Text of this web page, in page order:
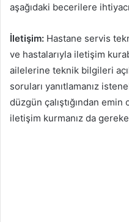
aşağıdaki becerilere
İletişim: Hastane servis
ve hastalarıyla iletişim
ailelerine teknik bilgileri
soruları yanıtlamanız
düzgün çalıştığından emin
iletişim kurmanız da